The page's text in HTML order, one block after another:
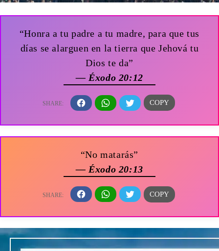
“Honra a tu padre a tu madre, para que tus
días se alarguen en la tierra que Jehová tu
Dios te da”
— Éxodo 20:12
“No matarás”
— Éxodo 20:13